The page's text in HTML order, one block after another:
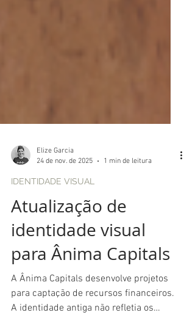
Elize Garcia
IDENTIDADE VISUAL
Atualização de
identidade visual
para Ânima Capitals
A Ânima Capitals desenvolve projetos